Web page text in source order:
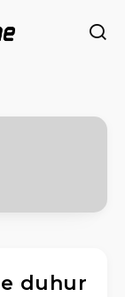
duhur